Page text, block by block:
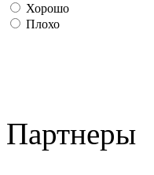
Хорошо
Плохо
Партнеры